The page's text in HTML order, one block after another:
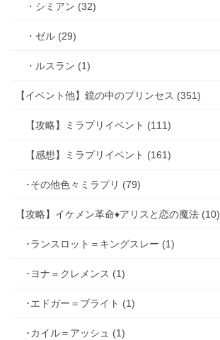
・シミアン (32)
・ゼル (29)
・ルスラン (1)
【イベント他】鏡の中のプリンセス (351)
【攻略】ミラプリイベント (111)
【感想】ミラプリイベント (161)
･その他色々ミラプリ (79)
【攻略】イケメン革命♦アリスと恋の魔法 (10)
･ランスロット＝キングスレー (1)
･ヨナ＝クレメンス (1)
･エドガー＝ブライト (1)
･カイル＝アッシュ (1)